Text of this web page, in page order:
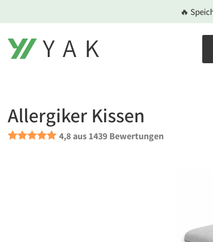
Inhalt
🔥
Allergiker Kissen
4,8 aus 1439 Bewertungen